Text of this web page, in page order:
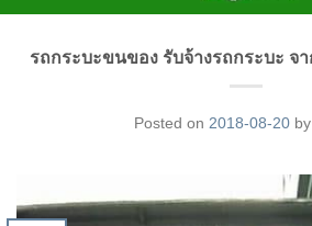
รถกระบะขนของ รับจ้างรถกระบะ จ
Posted on 2018-08-20 by